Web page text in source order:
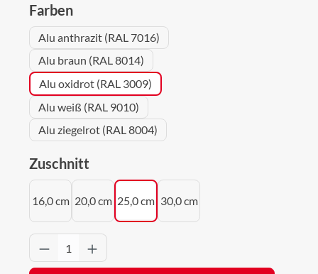
Farbenauswählen
Alu anthrazit (RAL 7016)
Alu braun (RAL 8014)
Alu oxidrot (RAL 3009)
Alu weiß (RAL 9010)
Alu ziegelrot (RAL 8004)
Zuschnitt
16,0 cm 20,0 cm 25,0 cm 30,0 cm
Produkt Anzahl: Gib den gewünschten